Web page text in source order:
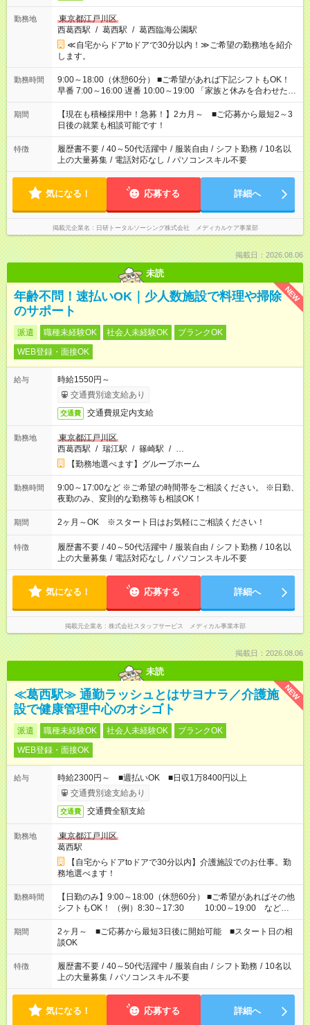
勤務地
東京都江戸川区
西葛西駅 / 葛西駅 / 葛西臨海公園駅
≪自宅からドアtoドアで30分以内！≫ご希望の勤務地を紹介
します。
勤務時間
9:00～18:00（休憩60分） ■ご希望があれば下記シフトもOK！
早番 7:00～16:00 遅番 10:00～19:00 「家族と休みを合わせた
い」 「余裕を持って夕飯の準備がしたい」 「できれば残業はし
たくない」 など、ご希望を教えてくださいね。 ※Wワーク希望
の方へ 今ご覧のお仕事で希望する勤務時間と、もう1つのお仕事
の勤務時間。 合計で週40時間を超える場合は応募できません。
期間
【現在も積極採用中！急募！】2カ月～ ■ご応募から最短2～3
日後の就業も相談可能です！
特徴 履歴書不要 / 40～50代活躍中 / 服装自由 / シフト勤務 / 10名以
上の大量募集 / 電話対応なし / パソコンスキル不要
気になる！ 応募する 詳細へ
掲載元企業名 日研トータルソーシング株式会社 メディカルケア事業部
掲載日：2026.08.06
未読
NEW
年齢不問！速払いOK｜少人数施設で料理や掃除
のサポート
派遣 職種未経験OK 社会人未経験OK
ブランクOK
WEB登録・面接OK
給与
時給1550円～
交通費別途支給あり
交通費 交通費規定内支給
勤務地
東京都江戸川区
西葛西駅 / 瑞江駅 / 篠崎駅 / …
【勤務地選べます】グループホーム
勤務時間
9:00～17:00など ※ご希望の時間帯をご相談ください。 ※日勤、
夜勤のみ、変則的な勤務等も相談OK！
期間 2ヶ月～OK ※スタート日はお気軽にご相談ください！
特徴 履歴書不要 / 40～50代活躍中 / 服装自由 / シフト勤務 / 10名以
上の大量募集 / 電話対応なし / パソコンスキル不要
気になる！ 応募する 詳細へ
掲載元企業名 株式会社スタッフサービス メディカル事業本部
掲載日：2026.08.06
未読
NEW
≪葛西駅≫ 通勤ラッシュとはサヨナラ／介護施
設で健康管理中心のオシゴト
派遣 職種未経験OK 社会人未経験OK
ブランクOK
WEB登録・面接OK
給与
時給2300円～ ■週払いOK ■日収1万8400円以上
交通費別途支給あり
交通費 交通費全額支給
勤務地
東京都江戸川区
葛西駅
【自宅からドアtoドアで30分以内】介護施設でのお仕事。勤
務地選べます！
勤務時間
【日勤のみ】9:00～18:00（休憩60分） ■ご希望があればその他
シフトもOK！ （例）8:30～17:30 10:00～19:00 など
「家族とお休みを合わせたい」 「余裕を持って夕飯の準備がし
たい」 「できれば残業はしたくない」 など、ご希望があれば教
えてくださいね。 ※Wワーク希望の方へ 今ご覧のお仕事で希望
する勤務時間と、もう1つのお仕事の勤務時間。 合計で週40時
間を超える場合は応募できません
期間
2ヶ月～ ■ご応募から最短3日後に開始可能 ■スタート日の相
談OK
特徴 履歴書不要 / 40～50代活躍中 / 服装自由 / シフト勤務 / 10名以
上の大量募集 / パソコンスキル不要
気になる！ 応募する 詳細へ